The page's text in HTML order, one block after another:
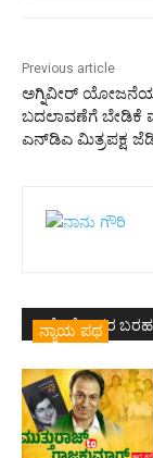
Previous article
ಅಗ್ನಿವೀರ್
ಬದಲಾವಣೆಗೆ ಬೇಡಿಕೆ
ಎನ್‌ಡಿಎ ಮಿತ್ರಪಕ್ಷ
ಇದೇ ಲೇಖಕರ ಬರಹ
ನ್ಯಾಯ ಪಥ